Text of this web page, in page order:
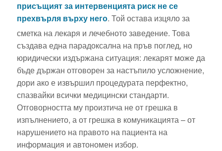
присъщият за интервенцията риск не се
прехвърля върху него. Той остава изцяло за
сметка на лекаря и лечебното заведение. Това
създава една парадоксална на пръв поглед, но
юридически издържана ситуация: лекарят може да
бъде държан отговорен за настъпило усложнение,
дори ако е извършил процедурата перфектно,
спазвайки всички медицински стандарти.
Отговорността му произтича не от грешка в
изпълнението, а от грешка в комуникацията – от
нарушението на правото на пациента на
информация и автономен избор.